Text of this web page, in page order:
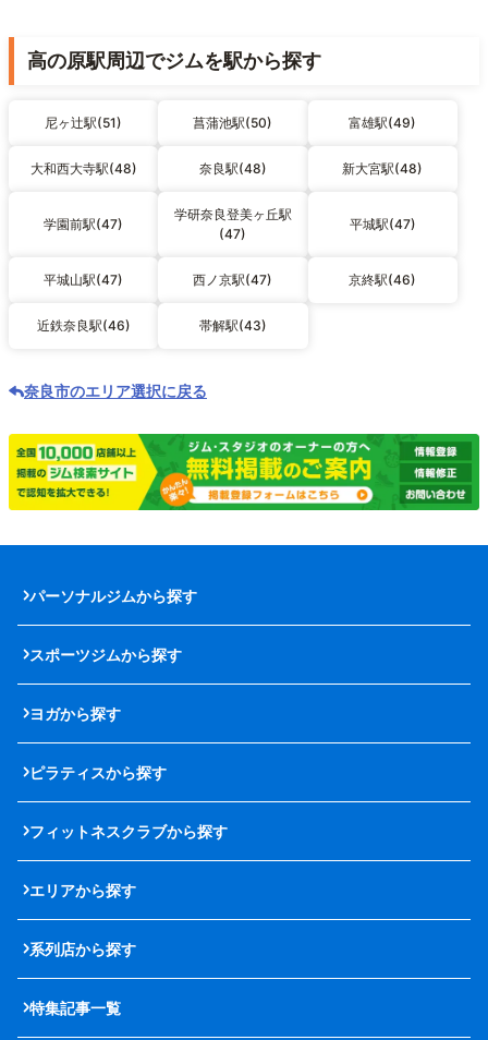
高の原駅周辺でジムを駅から探す
尼ヶ辻駅(51) 菖蒲池駅(50) 富雄駅(49)
大和西大寺駅(48) 奈良駅(48) 新大宮駅(48)
学園前駅(47)
学研奈良登美ヶ丘駅
(47)
平城駅(47)
平城山駅(47) 西ノ京駅(47) 京終駅(46)
近鉄奈良駅(46) 帯解駅(43)
奈良市のエリア選択に戻る
パーソナルジムから探す
スポーツジムから探す
ヨガから探す
ピラティスから探す
フィットネスクラブから探す
エリアから探す
系列店から探す
特集記事一覧